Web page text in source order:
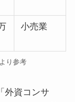
小売業
り参考
外資コンサ